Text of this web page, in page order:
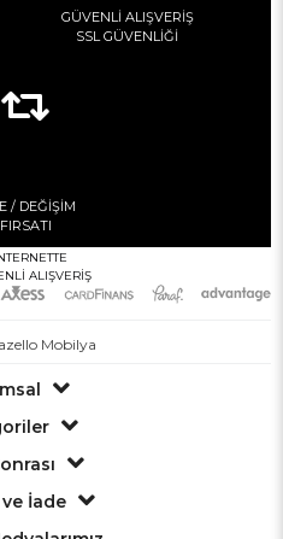
GÜVENLİ ALIŞVERİŞ
SSL GÜVENLİĞİ
/ DEĞİŞİM
FIRSATI
ALIŞVERİŞ
Mobilya
İade